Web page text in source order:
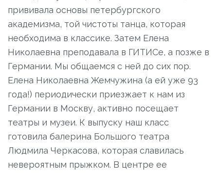
прививала основы петербургского
академизма, той чистоты танца, которая
необходима в классике. Затем Елена
Николаевна преподавала в ГИТИСе, а позже в
Германии. Мы общаемся с ней до сих пор.
Елена Николаевна Жемчужина (а ей уже 93
года!) периодически приезжает к нам из
Германии в Москву, активно посещает
театры и музеи. К выпуску наш класс
готовила балерина Большого театра
Людмила Черкасова, которая славилась
невероятным прыжком. В центре ее